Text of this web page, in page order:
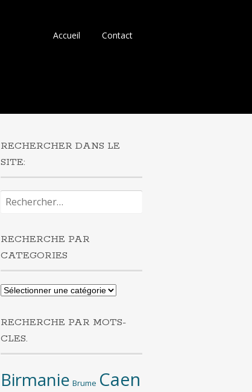
Aller
Accueil Contact
RECHERCHER DANS LE
SITE:
Rechercher :
RECHERCHE PAR
CATEGORIES
Recherche
par
RECHERCHE PAR MOTS-
CLES.
Birmanie Brume Caen